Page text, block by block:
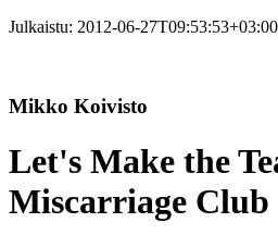
Julkaistu: 2012-06-27T09:53:53+03:00
Mikko Koivisto
Let's Make the
Miscarriage Club